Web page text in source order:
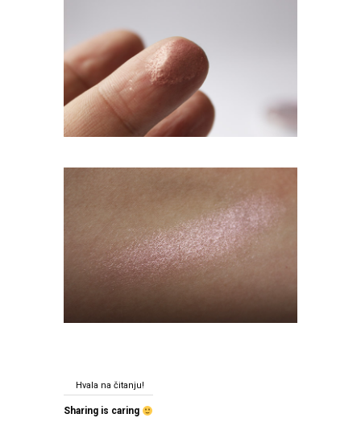
Hvala na čitanju!
Sharing is caring